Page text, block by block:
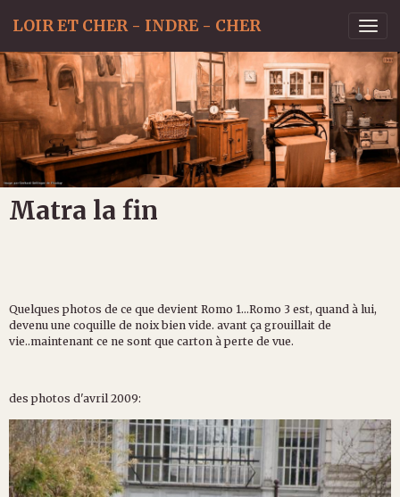
LOIR ET CHER - INDRE - CHER
Matra la fin
Quelques photos de ce que devient Romo 1...Romo 3 est, quand à lui,
devenu une coquille de noix bien vide. avant ça grouillait de
vie..maintenant ce ne sont que carton à perte de vue.
des photos d'avril 2009: